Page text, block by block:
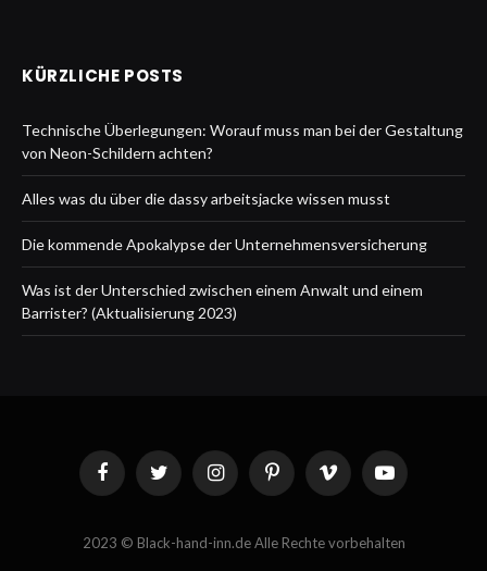
KÜRZLICHE POSTS
Technische Überlegungen: Worauf muss man bei der Gestaltung
von Neon-Schildern achten?
Alles was du über die dassy arbeitsjacke wissen musst
Die kommende Apokalypse der Unternehmensversicherung
Was ist der Unterschied zwischen einem Anwalt und einem
Barrister? (Aktualisierung 2023)
FacebookTwitter InstagramPinterestVimeo YouTube
2023 © Black-hand-inn.de Alle Rechte vorbehalten